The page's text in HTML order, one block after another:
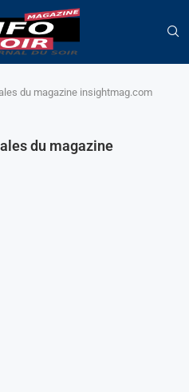
du magazine insightmag.com
du magazine